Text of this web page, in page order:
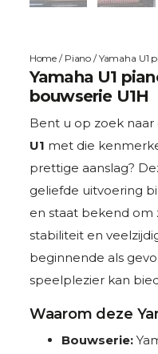
Home / Piano / Yamaha U1
Yamaha U1
bouwserie U1H
Bent u op zoek naar
U1 met die
prettige aanslag?
geliefde uitvoering
en staat bekend om
stabiliteit en
beginnende als
speelplezier kan
Waarom deze
Bouwserie: